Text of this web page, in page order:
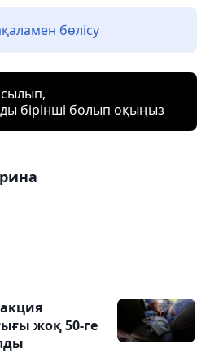
бөлісу
бірінші болып оқыңыз
жоқ 50-ге